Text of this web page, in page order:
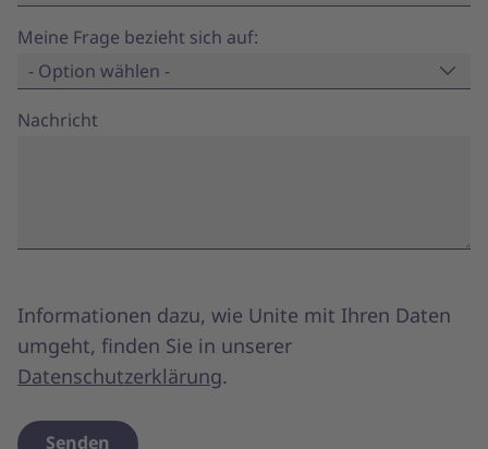
Meine Frage bezieht sich auf:
- Option wählen -
Nachricht
Informationen dazu, wie Unite mit Ihren Daten
umgeht, finden Sie in unserer
Datenschutzerklärung.
Senden